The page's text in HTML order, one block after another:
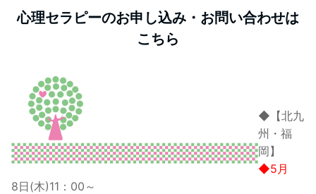
心理セラピーのお申し込み・お問い合わせは
こちら
◆【北九
州・福
岡】
◆5月
8日(木)11：00～